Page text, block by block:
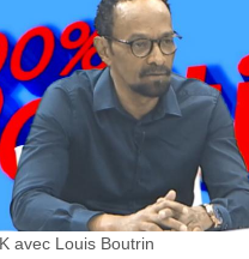
avec Louis Boutrin